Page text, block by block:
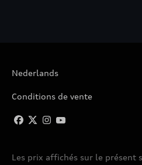
Nederlands
Conditions de vente
Les prix affichés sur le présent